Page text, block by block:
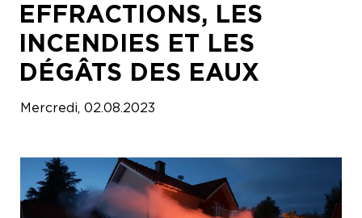
Comment faire son choix ?
EFFRACTIONS, LES
INCENDIES ET LES
DÉGÂTS DES EAUX
Mercredi, 02.08.2023